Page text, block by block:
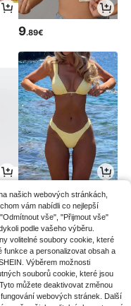
9.89€
10 .99€
našich webových stránkách,
vám nabídli co nejlepší
vše", "Přijmout vše"
podle vašeho výběru.
volitelné soubory cookie, které
a personalizovat obsah a
Výběrem možnosti
souborů cookie, které jsou
můžete deaktivovat změnou
webových stránek. Další